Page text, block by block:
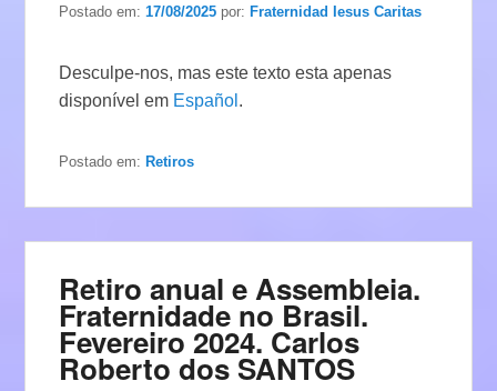
Postado em:17/08/2025 por: Fraternidad Iesus Caritas
Desculpe-nos, mas este texto esta apenas
disponível em Español .
Postado em: Retiros
Retiro anual e Assembleia.
Fraternidade no Brasil.
Fevereiro 2024. Carlos
Roberto dos SANTOS